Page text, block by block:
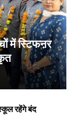
में स्टिफऩर
रहेंगे बंद